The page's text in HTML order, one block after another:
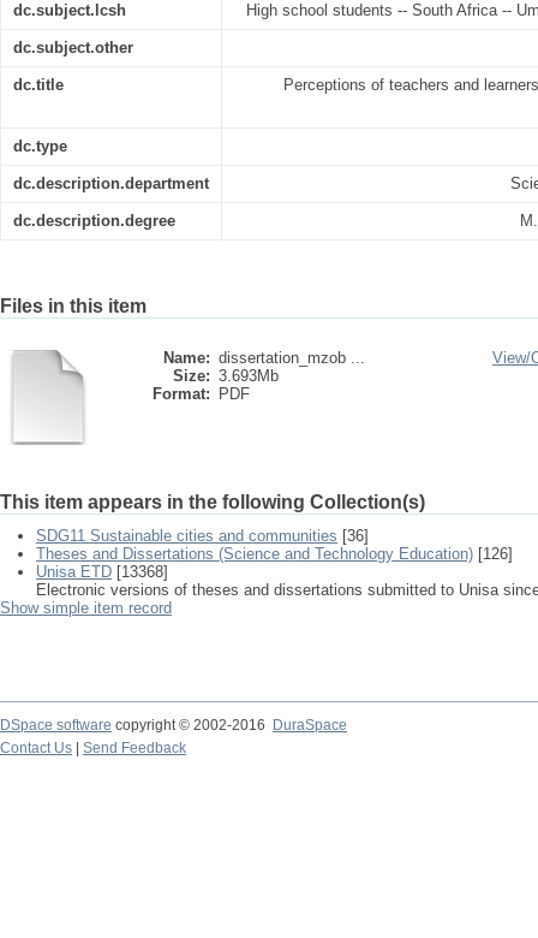
dc.subject.lcsh High school students -- South Africa --
dc.subject.other
dc.title Perceptions of teachers and
dc.type
dc.description.department
dc.description.degree
Files in this item
Name: dissertation_mzob ...
Size: 3.693Mb
Format:
PDF
View/
This item appears in the following Collection(s)
SDG11 Sustainable cities and communities [36]
Theses and Dissertations (Science and Technology Education) [126]
Unisa ETD [13368]
Electronic versions of theses and dissertations submitted to Unisa
Show simple item record
DSpace software copyright © 2002-2016
DuraSpace
Contact Us
Send Feedback